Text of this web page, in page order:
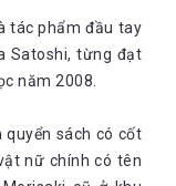
tác phẩm đầu tay
Satoshi, từng đạt
năm 2008.
quyển sách có cốt
nữ chính có tên